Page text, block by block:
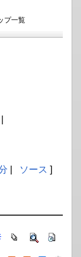
プ一覧
ソース ]